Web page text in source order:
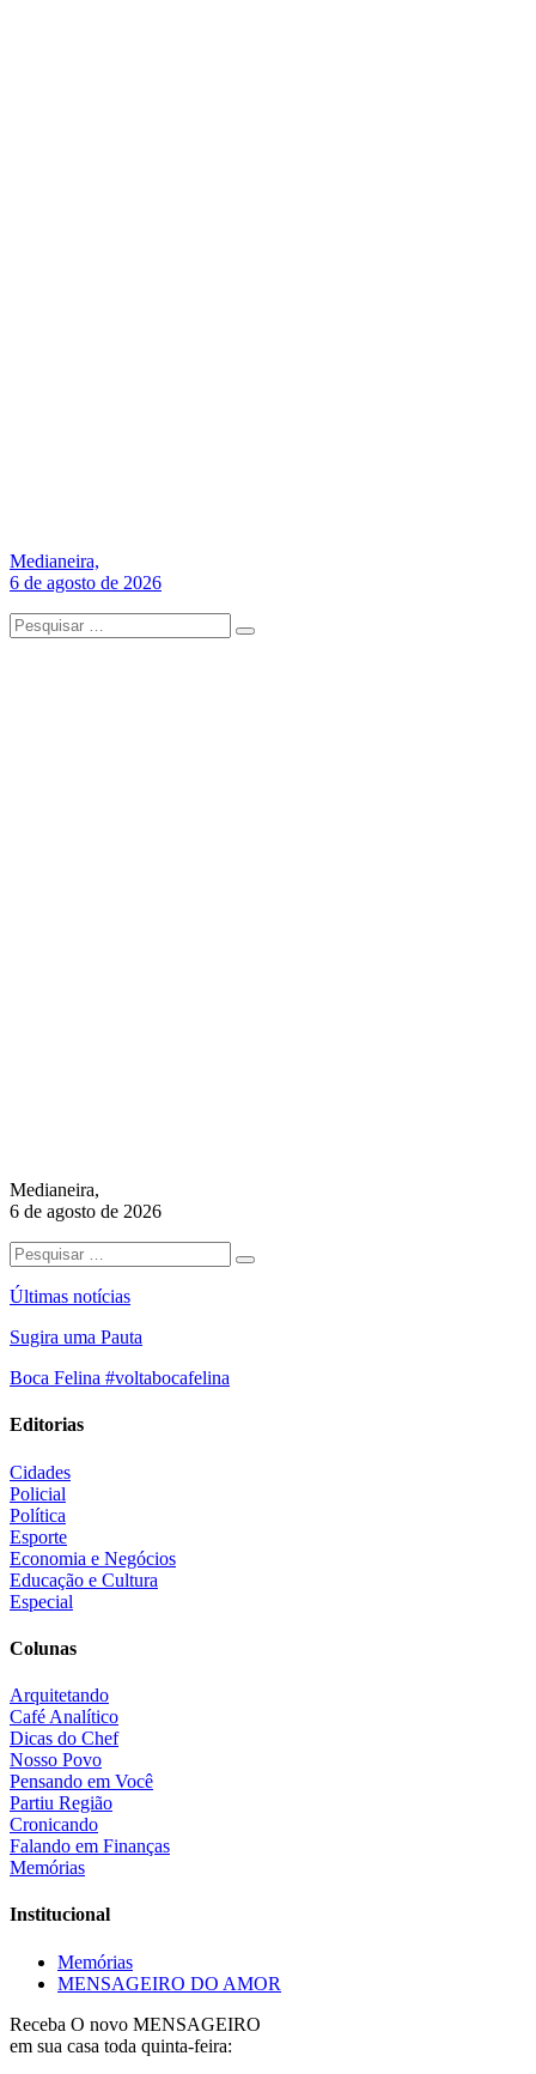
Medianeira,
6 de agosto de 2026
Medianeira,
6 de agosto de 2026
Últimas notícias
Sugira uma Pauta
Boca Felina #voltabocafelina
Editorias
Cidades
Policial
Política
Esporte
Economia e Negócios
Educação e Cultura
Especial
Colunas
Arquitetando
Café Analítico
Dicas do Chef
Nosso Povo
Pensando em Você
Partiu Região
Cronicando
Falando em Finanças
Memórias
Institucional
Memórias
MENSAGEIRO DO AMOR
Receba O novo MENSAGEIRO
em sua casa toda quinta-feira: